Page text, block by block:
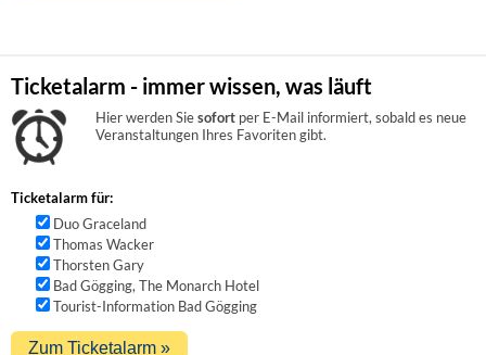
Ticketalarm - immer wissen, was läuft
Hier werden Siesofort per E-Mail informiert, sobald es neue
Veranstaltungen Ihres Favoriten gibt.
Ticketalarm für:
Duo Graceland
Thomas Wacker
Thorsten Gary
Bad Gögging, The Monarch Hotel
Tourist-Information Bad Gögging